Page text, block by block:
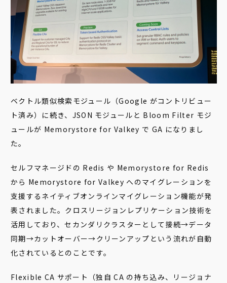
ベクトル類似検索モジュール（Google がコントリビュー
ト済み）に続き、JSON モジュールと Bloom Filter モジ
ュールが Memorystore for Valkey で GA になりまし
た。
セルフマネージドの Redis や Memorystore for Redis
から Memorystore for Valkey へのマイグレーションを
支援するネイティブオンラインマイグレーション機能が発
表されました。クロスリージョンレプリケーション技術を
活用しており、セカンダリクラスターとして接続→データ
同期→カットオーバー→クリーンアップという流れが自動
化されているとのことです。
Flexible CA サポート（独自 CA の持ち込み、リージョナ